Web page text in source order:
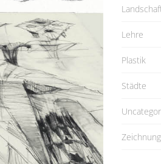
Lehre
Plastik
Städte